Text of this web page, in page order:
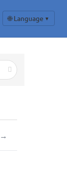
🌐 Language ▼
→